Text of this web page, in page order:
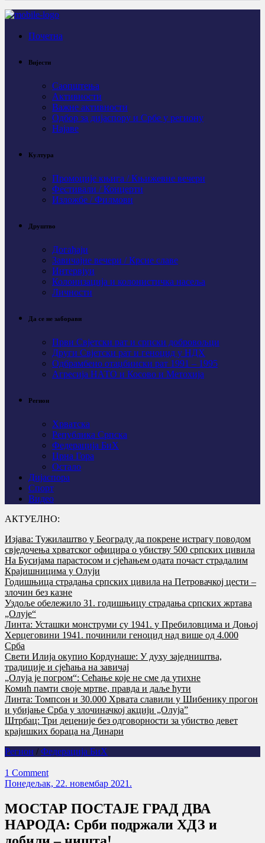
Почетна
Вијести
Саопштења
Активности
Важне активности
Одбор за дијаспору и Србе у региону
Најаве
Култура
Промоције књига / Књижевне вечери
Фестивали / Концерти
Изложбе / Филмови
Друштво
Догађаји
Завичајне вечери / Крсне славе
Интервјуи
Колонизација и колонистичка насеља
Личности
Да се не заборави
Први Свјeтски рат и српски добровољци
Други Свјетски рат и геноцид у НДХ
Одбрамбено отаџбински рат 1991 – 1995
Агресија НАТО и Косово и Метохија
Регион
Хрватска
Република Српска
Федерација БиХ
Црна Гора
Остало
Дијаспора
Спорт
Видео
АКТУЕЛНО:
Изјава: Тужилаштво у Београду да покрене истрагу поводом
свједочења хрватског официра о убиству 500 српских цивила
На Бусијама парастосом и сјећањем одата почаст страдалим
Крајишницима у Олуји
Годишњица страдања српских цивила на Петровачкој цести –
злочин без казне
Уздоље обележило 31. годишњицу страдања српских жртава
„Олује“
Линта: Усташки монструми су 1941. у Пребиловцима и Доњој
Херцеговини 1941. починили геноцид над више од 4.000
Срба
Свети Илија окупио Кордунаше: У духу заједништва,
традиције и сјећања на завичај
„Олуја је погром“: Сећање које не сме да утихне
Комић памти своје мртве, правда и даље ћути
Линта: Томпсон и 30.000 Хрвата славили у Шибенику прогон
и убијање Срба у злочиначкој акцији „Олуја”
Штрбац: Три деценије без одговорности за убиство девет
крајишких бораца на Динари
Регион / Федерација БиХ
1 Comment
Понедељак, 22. новембар 2021.
МОСТАР ПОСТАЈЕ ГРАД ДВА
НАРОДА: Срби подржали ХДЗ и